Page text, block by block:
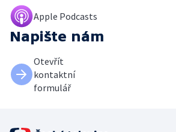
Apple Podcasts
Napište nám
Otevřít
kontaktní
formulář